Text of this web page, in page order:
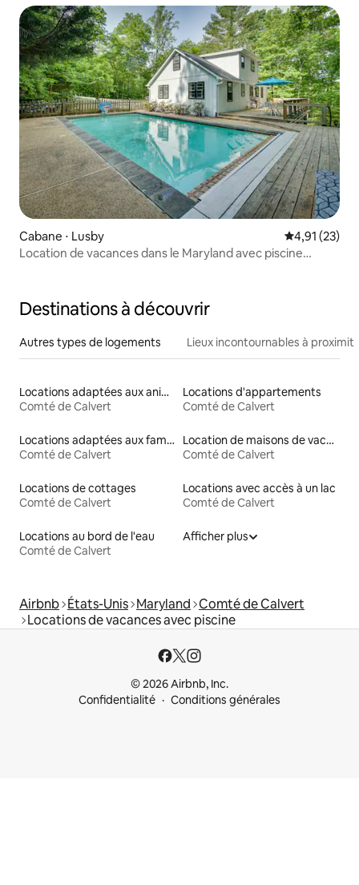
Cabane ⋅ Lusby Évaluation
4,91 (23)
Location de vacances dans le Maryland avec piscine
Destinations à découvrir
Autres types de logements Lieux incontournables à
Locations adaptées aux animaux
Comté de Calvert
Locations d'appartements
Comté de Calvert
Locations adaptées aux familles
Comté de Calvert
Location de maisons de vacances
Comté de Calvert
Locations de cottages
Comté de Calvert
Locations avec accès à un lac
Comté de Calvert
Locations au bord de l'eau
Comté de Calvert
Afficher plus
Airbnb États-Unis Maryland Comté de Calvert
Locations de vacances avec piscine
© 2026 Airbnb, Inc.
Confidentialité
Conditions générales